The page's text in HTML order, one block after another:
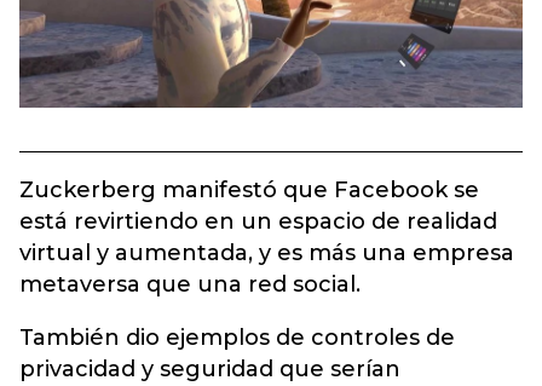
Zuckerberg manifestó que Facebook se
está revirtiendo en un espacio de realidad
virtual y aumentada, y es más una empresa
metaversa que una red social.
También dio ejemplos de controles de
privacidad y seguridad que serían